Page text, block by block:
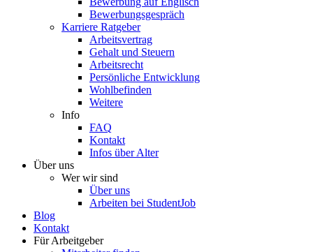
Bewerbungsgespräch
Karriere Ratgeber
Arbeitsvertrag
Gehalt und Steuern
Arbeitsrecht
Persönliche Entwicklung
Wohlbefinden
Weitere
Info
FAQ
Kontakt
Infos über Alter
Über uns
Wer wir sind
Über uns
Arbeiten bei StudentJob
Blog
Kontakt
Für Arbeitgeber